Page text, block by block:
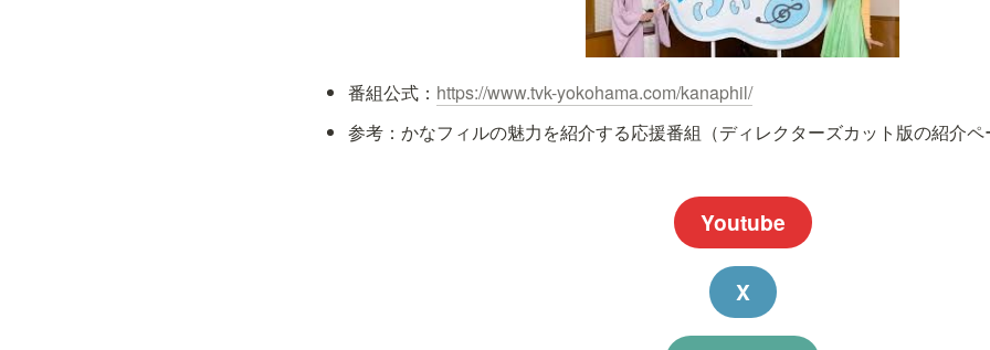
番組公式： https://www.tvk-yokohama.com/kanaphil/
参考：かなフィルの魅力を紹介する応援番組（ディレクターズカット版の紹介ペ
Youtube
X